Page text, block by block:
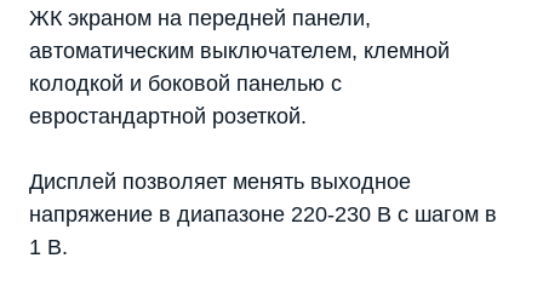
ЖК экраном на передней панели,
автоматическим выключателем, клемной
колодкой и боковой панелью с
евростандартной розеткой.
Дисплей позволяет менять выходное
напряжение в диапазоне 220-230 В с шагом в
1 В.